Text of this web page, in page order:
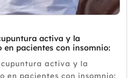
activa y la
en pacientes con insomnio:
activa y la
en pacientes con insomnio: